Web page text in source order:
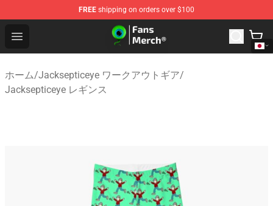
FREE shipping on orders over $100
Open menu
Jacksepticeye Store - Official Jacksepticeye
ホーム/Jacksepticeye ワークアウトギア/
Jacksepticeye レギンス